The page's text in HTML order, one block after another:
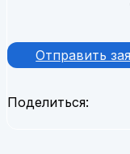
Отправить
Поделиться: